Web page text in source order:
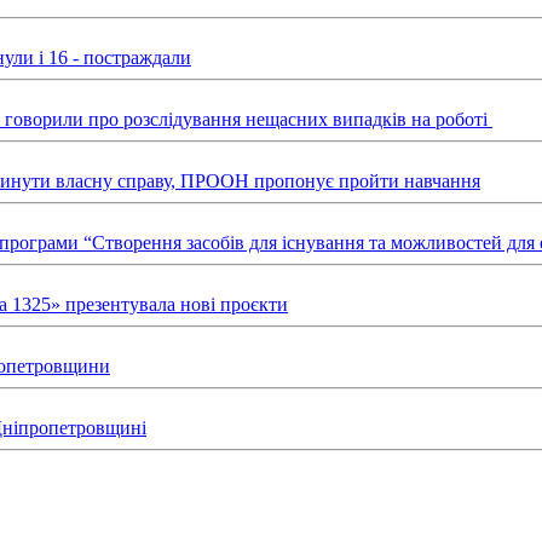
і 16 - постраждали
про розслідування нещасних випадків на роботі
власну справу, ПРООН пропонує пройти навчання
“Створення засобів для існування та можливостей
презентувала нові проєкти